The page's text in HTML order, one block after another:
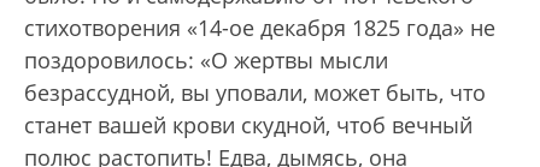
стихотворения «14-ое декабря 1825 года» не
поздоровилось: «О жертвы мысли
безрассудной, вы уповали, может быть, что
станет вашей крови скудной, чтоб вечный
полюс растопить! Едва, дымясь, она